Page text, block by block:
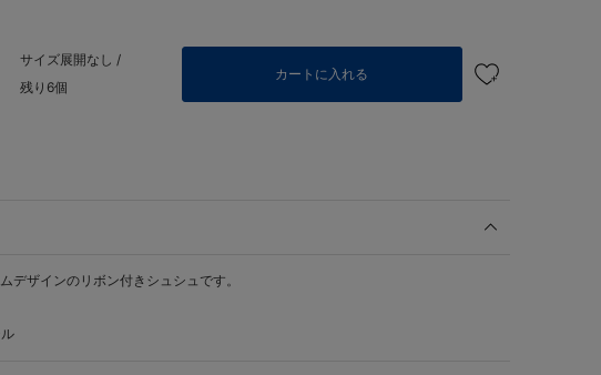
サイズ展開なし /
残り6個
カートに入れる
デザインのリボン付きシュシュです。